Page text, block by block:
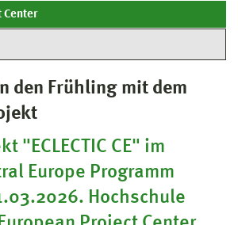
Center
den Frühling mit dem
"ECLECTIC CE" im
Europe Programm
Hochschule